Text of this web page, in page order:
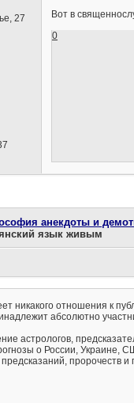
27
Вот в
0
анекдоты и
язык живым
никакого отношения к
абсолютно
астрологов,
о России,
пророчеств и